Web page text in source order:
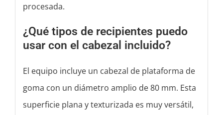
procesada.
¿Qué tipos de recipientes puedo
usar con el cabezal incluido?
El equipo incluye un cabezal de plataforma de
goma con un diámetro amplio de 80 mm. Esta
superficie plana y texturizada es muy versátil,